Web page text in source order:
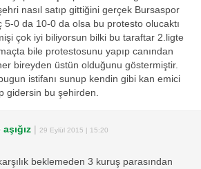
nasıl satıp gittiğini gerçek Bursaspor
5-0 da 10-0 da olsa bu protesto olucaktı
çok iyi biliyorsun bilki bu taraftar 2.ligte
bile protestosunu yapıp canından
bireyden üstün olduğunu göstermiştir.
istifanı sunup kendin gibi kan emici
gidersin bu şehirden.
| 29 Eylül 2015 | 15:20
beklemeden 3 kuruş parasından